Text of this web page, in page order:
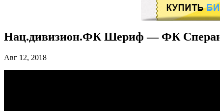
Нац.дивизион.ФК Шериф — ФК
Авг 12, 2018